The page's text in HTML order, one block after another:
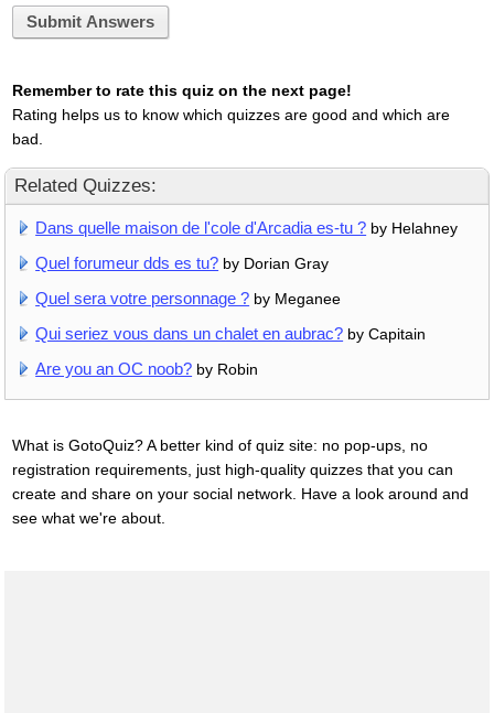
Submit Answers
Remember to rate this quiz on the next page!
Rating helps us to know which quizzes are good and which are
bad.
Related Quizzes:
Dans quelle maison de l'cole d'Arcadia es-tu ? by Helahney
Quel forumeur dds es tu? by Dorian Gray
Quel sera votre personnage ? by Meganee
Qui seriez vous dans un chalet en aubrac? by Capitain
Are you an OC noob? by Robin
What is GotoQuiz? A better kind of quiz site: no pop-ups, no
registration requirements, just high-quality quizzes that you can
create and share on your social network. Have a look around and
see what we're about.